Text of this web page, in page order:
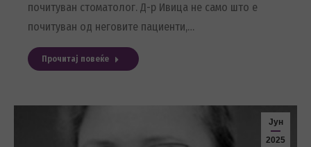
почитуван стоматолог. Д-р Ивица не само што е
почитуван од неговите пациенти,…
Прочитај повеќе
Јун
2025